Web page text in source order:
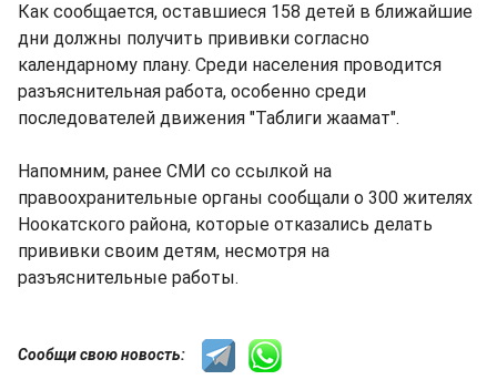
Как сообщается, оставшиеся 158 детей в ближайшие
дни должны получить прививки согласно
календарному плану. Среди населения проводится
разъяснительная работа, особенно среди
последователей движения "Таблиги жаамат".
Напомним, ранее СМИ со ссылкой на
правоохранительные органы сообщали о 300 жителях
Ноокатского района, которые отказались делать
прививки своим детям, несмотря на
разъяснительные работы.
Сообщи свою новость: